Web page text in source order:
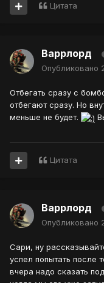
Цитата
Варрлорд
Опубликовано
Отбегать сразу с
отбегают сразу. Но
меньше не будет.
Цитата
Варрлорд
Опубликовано
Сари, ну
успел попытать после
вчера надо сказать